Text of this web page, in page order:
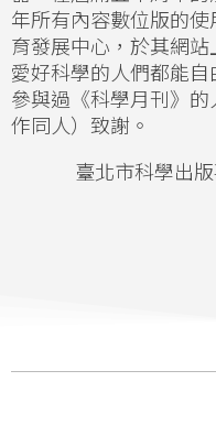
年所有內容數位版的
育發展中心，於其網
愛好科學的人們都能
參與過《科學月刊》
作同人）致謝。
臺北市科學出